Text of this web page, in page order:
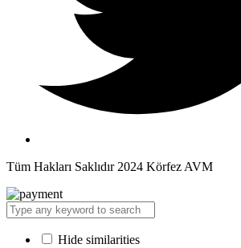
Tüm Hakları Saklıdır 2024 Körfez AVM
Hide similarities